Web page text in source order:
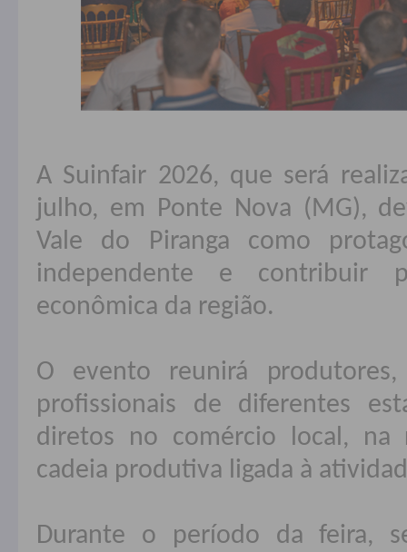
A Suinfair 2026, que será
julho, em Ponte Nova (MG),
Vale do Piranga como
independente e contribuir
econômica da região.
O evento reunirá
profissionais de diferentes
diretos no comércio local, na
cadeia produtiva ligada à
Durante o período da feira,